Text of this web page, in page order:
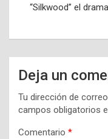
“Silkwood” el
Deja un
Tu dirección de
campos obligatorios
Comentario *